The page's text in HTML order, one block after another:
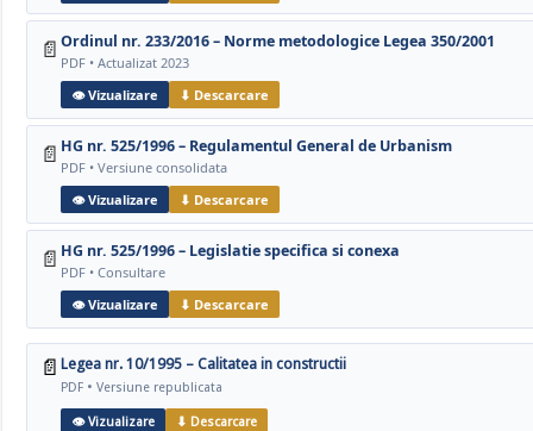
📄Ordinul nr. 233/2016 – Norme metodologice Legea 350/2001
PDF • Actualizat 2023
👁 Vizualizare
⬇ Descarcare
📄 HG nr. 525/1996 – Regulamentul General de Urbanism
PDF • Versiune consolidata
👁 Vizualizare
⬇ Descarcare
📄 HG nr. 525/1996 – Legislatie specifica si conexa
PDF • Consultare
👁 Vizualizare
⬇ Descarcare
📄Legea nr. 10/1995 – Calitatea in constructii
PDF • Versiune republicata
👁 Vizualizare ⬇ Descarcare